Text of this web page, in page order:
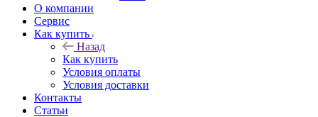
О компании
Сервис
Как купить
Назад
Как купить
Условия оплаты
Условия доставки
Контакты
Статьи